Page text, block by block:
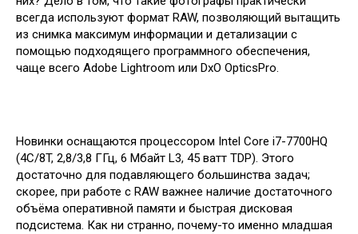
всегда используют формат RAW, позволяющий вытащить
из снимка максимум информации и детализации с
помощью подходящего программного обеспечения,
чаще всего Adobe Lightroom или DxO OpticsPro.
Новинки оснащаются процессором Intel Core i7-7700HQ
(4C/8T, 2,8/3,8 ГГц, 6 Мбайт L3, 45 ватт TDP). Этого
достаточно для подавляющего большинства задач;
скорее, при работе с RAW важнее наличие достаточного
объёма оперативной памяти и быстрая дисковая
подсистема. Как ни странно, почему-то именно младшая